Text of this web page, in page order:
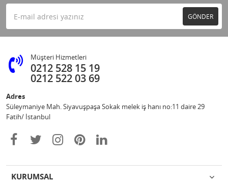
GÖNDER
Müşteri Hizmetleri
0212 528 15 19
0212 522 03 69
Adres
Süleymaniye Mah. Siyavuşpaşa Sokak melek iş hanı no:11 daire 29
Fatih/ İstanbul
KURUMSAL